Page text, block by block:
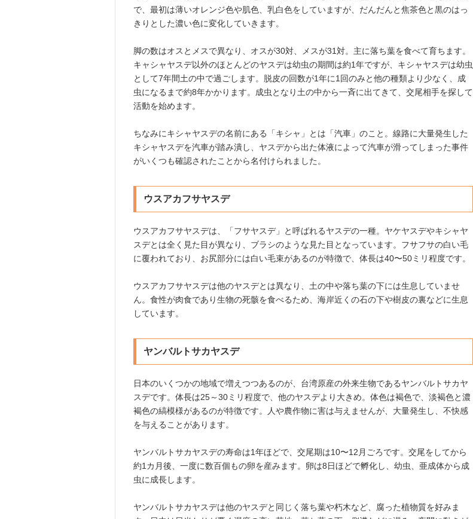
で、最初は薄いオレンジ色や肌色、乳白色をしていますが、だんだんと焦茶色と黒のはっ
きりとした濃い色に変化していきます。
脚の数はオスとメスで異なり、オスが30対、メスが31対。主に落ち葉を食べて育ちます。
キャシャヤスデ以外のほとんどのヤスデは幼虫の期間は約1年ですが、キシャヤスデは幼虫
として7年間土の中で過ごします。脱皮の回数が1年に1回のみと他の種類より少なく、成
虫になるまで約8年かかります。成虫となり土の中から一斉に出てきて、交尾相手を探して
活動を始めます。
ちなみにキシャヤスデの名前にある「キシャ」とは「汽車」のこと。線路に大量発生した
キシャヤスデを汽車が踏み潰し、ヤスデから出た体液によって汽車が滑ってしまった事件
がいくつも確認されたことから名付けられました。
ウスアカフサヤスデ
ウスアカフサヤスデは、「フサヤスデ」と呼ばれるヤスデの一種。ヤケヤスデやキシャヤ
スデとは全く見た目が異なり、ブラシのような見た目となっています。フサフサの白い毛
に覆われており、お尻部分には白い毛束があるのが特徴で、体長は40〜50ミリ程度です。
ウスアカフサヤスデは他のヤスデとは異なり、土の中や落ち葉の下には生息していませ
ん。食性が肉食であり生物の死骸を食べるため、海岸近くの石の下や樹皮の裏などに生息
しています。
ヤンバルトサカヤスデ
日本のいくつかの地域で増えつつあるのが、台湾原産の外来生物であるヤンバルトサカヤ
スデです。体長は25～30ミリ程度で、他のヤスデより大きめ。体色は褐色で、淡褐色と濃
褐色の縞模様があるのが特徴です。人や農作物に害は与えませんが、大量発生し、不快感
を与えることがあります。
ヤンバルトサカヤスデの寿命は1年ほどで、交尾期は10〜12月ごろです。交尾をしてから
約1カ月後、一度に数百個もの卵を産みます。卵は8日ほどで孵化し、幼虫、亜成体から成
虫に成長します。
ヤンバルトサカヤスデは他のヤスデと同じく落ち葉や朽木など、腐った植物質を好みま